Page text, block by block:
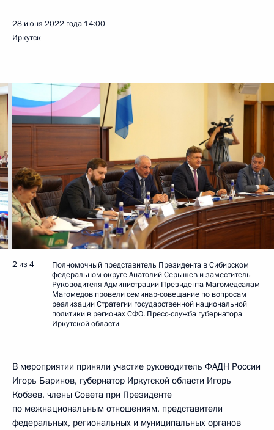
28 июня 2022 года 14:00
Иркутск
2 из 4
Полномочный представитель Президента в Сибирском
федеральном округе Анатолий Серышев и заместитель
Руководителя Администрации Президента Магомедсалам
Магомедов провели семинар-совещание по вопросам
реализации Стратегии государственной национальной
политики в регионах СФО. Пресс-служба губернатора
Иркутской области
В мероприятии приняли участие руководитель ФАДН России
Игорь Баринов, губернатор Иркутской области Игорь
Кобзев, члены Совета при Президенте
по межнациональным отношениям, представители
федеральных, региональных и муниципальных органов